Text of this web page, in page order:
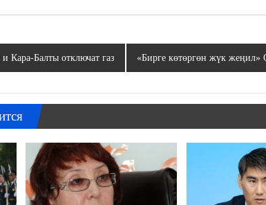
Кара-Балты отключат газ «Бирге көтөргөн жүк жеңил»